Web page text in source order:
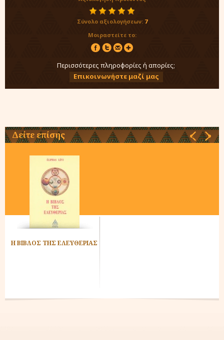
Σύνολο αξιολογήσεων: 7
Μοιραστείτε το:
Περισσότερες πληροφορίες ή απορίες;
Επικοινωνήστε μαζί μας
Δείτε επίσης
Η ΒΙΒΛΟΣ ΤΗΣ ΕΛΕΥΘΕΡΙΑΣ
‹ ›